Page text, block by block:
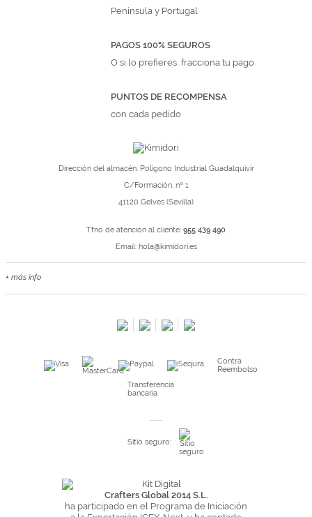
Península y Portugal
PAGOS 100% SEGUROS
O si lo prefieres, fracciona tu pago
PUNTOS DE RECOMPENSA
con cada pedido
Dirección del almacén: Polígono Industrial Guadalquivir
C/Formación, nº 1
41120 Gelves (Sevilla)
Tfno de atención al cliente: 955 439 490
Email: hola@kimidori.es
+ más info
Kimidori PRINT, nuestro servicio de impresión de fotos
Pago seguro y financiación
Condiciones generales de Compra
Contra
Reembolso
Transferencia
bancaria
Sitio seguro:
Crafters Global 2014 S.L.
ha participado en el Programa de Iniciación